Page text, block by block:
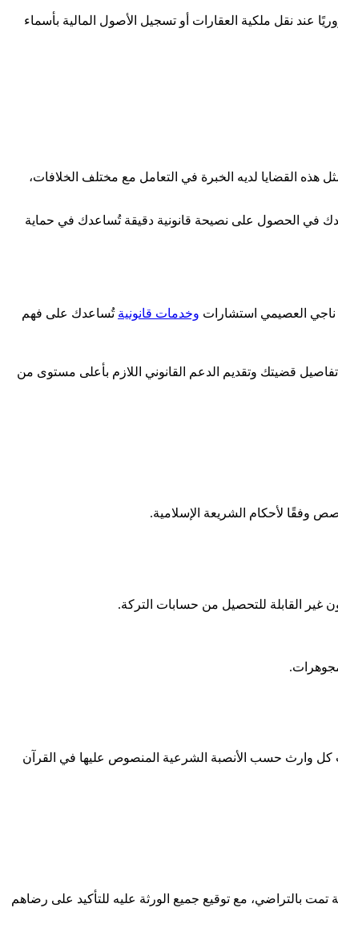
عند نقل ملكية العقارات أو تسجيل الأصول المالية بأسماء
القضايا لديه الخبرة في التعامل مع مختلف الخلافات،
في الحصول على نصيحة قانونية دقيقة تُساعدك في حماية
ناجي العصيمي استشارات وخدمات قانونية تُساعدك على فهم
قضيتك وتقديم الدعم القانوني اللازم بأعلى مستوى من
وفقًا لأحكام الشريعة الإسلامية.
غير القابلة للتحصيل من حسابات التركة.
كل وارث حسب الأنصبة الشرعية المنصوص عليها في القرآن
بالتراضي، مع توقيع جميع الورثة عليه للتأكيد على رضاهم